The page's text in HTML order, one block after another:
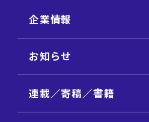
企業情報
お知らせ
連載／寄稿／書籍